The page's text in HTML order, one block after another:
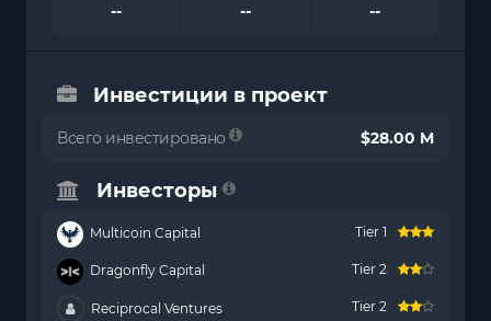
--
--
--
Инвестиции в проект
Всего инвестировано $28.00 M
Инвесторы
Multicoin Capital Tier 1
Dragonfly Capital Tier 2
Reciprocal Ventures Tier 2